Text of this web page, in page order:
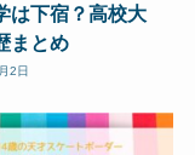
は下宿？高校大
まとめ
2日